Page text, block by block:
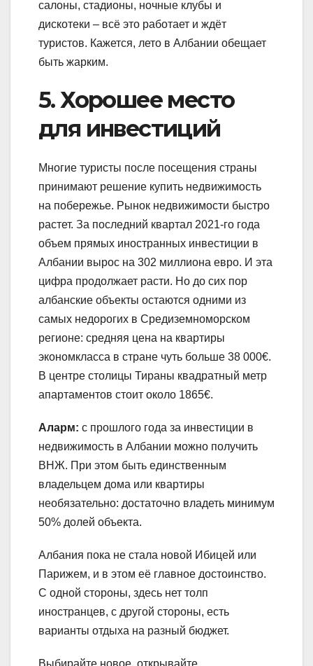
салоны, стадионы, ночные клубы и
дискотеки – всё это работает и ждёт
туристов. Кажется, лето в Албании обещает
быть жарким.
5. Хорошее место
для инвестиций
Многие туристы после посещения страны
принимают решение купить недвижимость
на побережье. Рынок недвижимости быстро
растет. За последний квартал 2021-го года
объем прямых иностранных инвестиции в
Албании вырос на 302 миллиона евро. И эта
цифра продолжает расти. Но до сих пор
албанские объекты остаются одними из
самых недорогих в Средиземноморском
регионе: средняя цена на квартиры
экономкласса в стране чуть больше 38 000€.
В центре столицы Тираны квадратный метр
апартаментов стоит около 1865€.
Аларм: с прошлого года за инвестиции в
недвижимость в Албании можно получить
ВНЖ. При этом быть единственным
владельцем дома или квартиры
необязательно: достаточно владеть минимум
50% долей объекта.
Албания пока не стала новой Ибицей или
Парижем, и в этом её главное достоинство.
С одной стороны, здесь нет толп
иностранцев, с другой стороны, есть
варианты отдыха на разный бюджет.